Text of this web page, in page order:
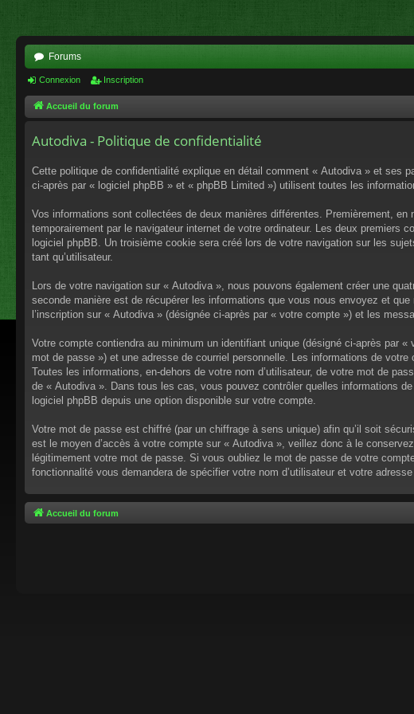
Forums
Connexion Inscription
Accueil du forum
Autodiva - Politique de confidentialité
Cette politique de confidentialité explique en détail comment « Autodiva » et ses
ci-après par « logiciel phpBB » et « phpBB Limited ») utilisent toutes les
Vos informations sont collectées de deux manières différentes. Premièrement,
temporairement par le navigateur internet de votre ordinateur. Les deux premiers
logiciel phpBB. Un troisième cookie sera créé lors de votre navigation sur les
tant qu’utilisateur.
Lors de votre navigation sur « Autodiva », nous pouvons également créer une
seconde manière est de récupérer les informations que vous nous envoyez et
l’inscription sur « Autodiva » (désignée ci-après par « votre compte ») et les
Votre compte contiendra au minimum un identifiant unique (désigné ci-après par
mot de passe ») et une adresse de courriel personnelle. Les informations de
Toutes les informations, en-dehors de votre nom d’utilisateur, de votre mot de
de « Autodiva ». Dans tous les cas, vous pouvez contrôler quelles informations
logiciel phpBB depuis une option disponible sur votre compte.
Votre mot de passe est chiffré (par un chiffrage à sens unique) afin qu’il soit
est le moyen d’accès à votre compte sur « Autodiva », veillez donc à le
légitimement votre mot de passe. Si vous oubliez le mot de passe de votre
fonctionnalité vous demandera de spécifier votre nom d’utilisateur et votre
Accueil du forum